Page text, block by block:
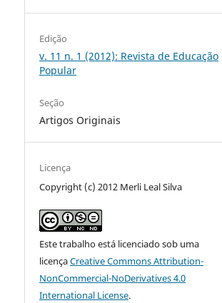
Edição
v. 11 n. 1 (2012): Revista de Educação
Popular
Seção
Artigos Originais
Licença
Copyright (c) 2012 Merli Leal Silva
Este trabalho está licenciado sob uma
licençaCreative Commons Attribution-
NonCommercial-NoDerivatives 4.0
International License.